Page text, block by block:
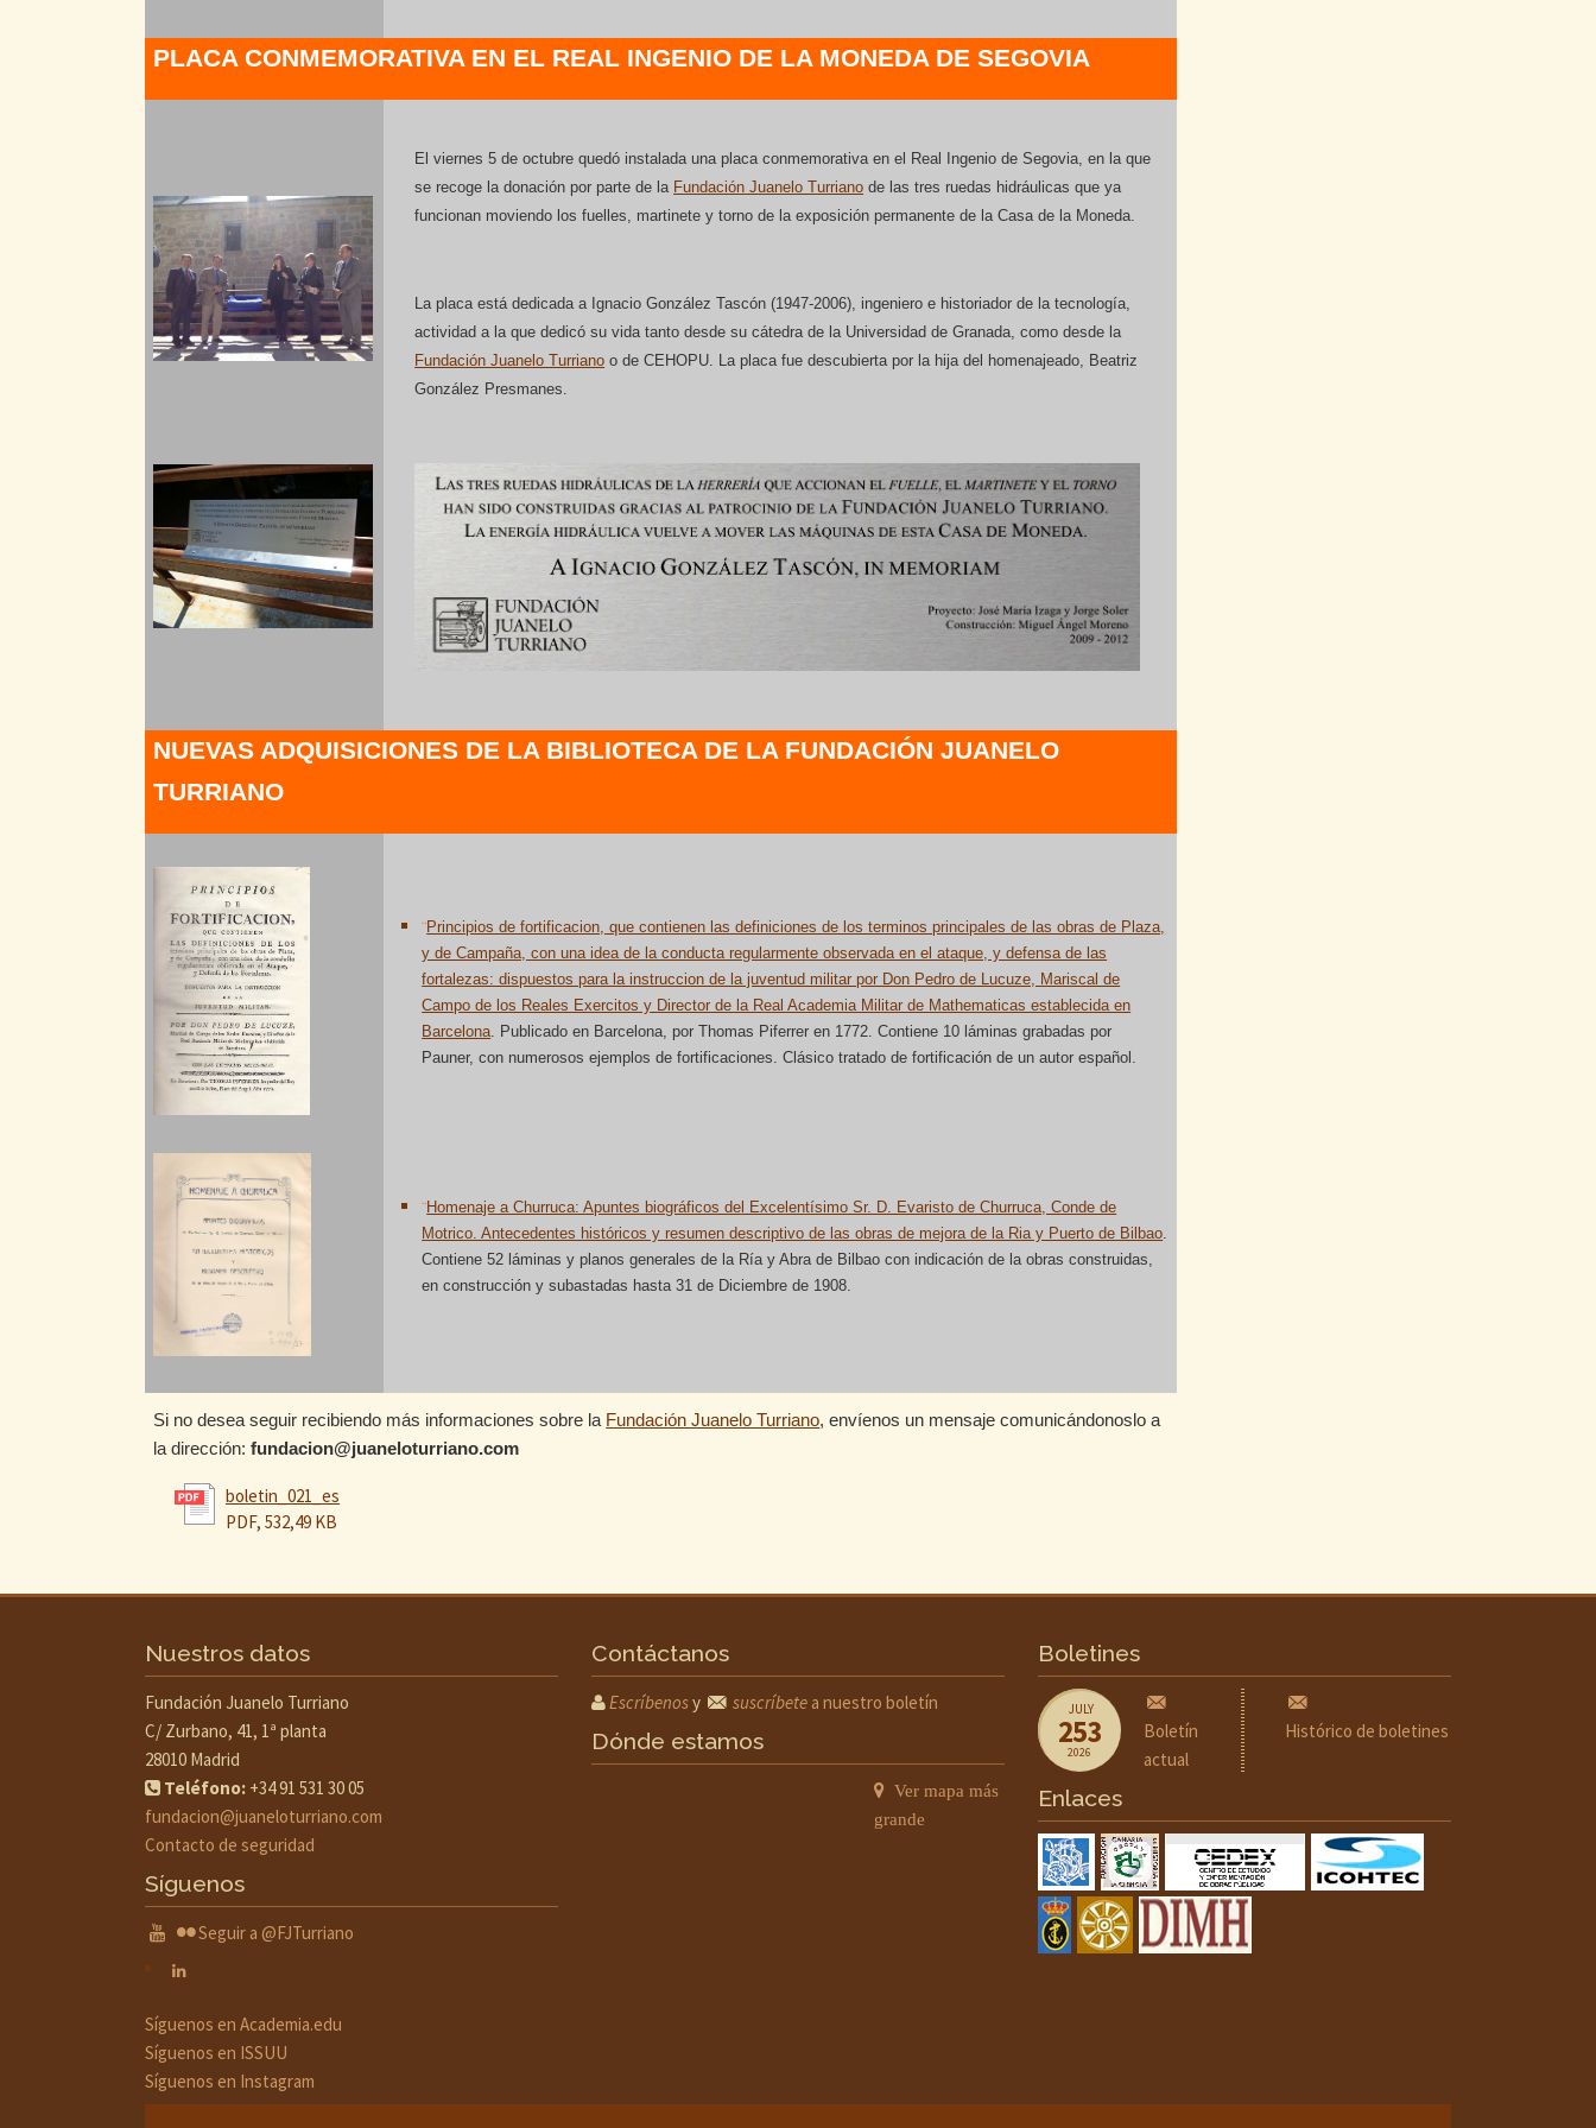
PLACA CONMEMORATIVA EN EL REAL INGENIO DE LA MONEDA DE SEGOVIA
El viernes 5 de octubre quedó instalada una placa conmemorativa en el Real Ingenio de Segovia, en la que
se recoge la donación por parte de la Fundación Juanelo Turriano de las tres ruedas hidráulicas que ya
funcionan moviendo los fuelles, martinete y torno de la exposición permanente de la Casa de la Moneda.
La placa está dedicada a Ignacio González Tascón (1947-2006), ingeniero e historiador de la tecnología,
actividad a la que dedicó su vida tanto desde su cátedra de la Universidad de Granada, como desde la
Fundación Juanelo Turriano o de CEHOPU. La placa fue descubierta por la hija del homenajeado, Beatriz
González Presmanes.
NUEVAS ADQUISICIONES DE LA BIBLIOTECA DE LA FUNDACIÓN JUANELO
TURRIANO
¨Principios de fortificacion, que contienen las definiciones de los terminos principales de las obras de Plaza,
y de Campaña, con una idea de la conducta regularmente observada en el ataque, y defensa de las
fortalezas: dispuestos para la instruccion de la juventud militar por Don Pedro de Lucuze, Mariscal de
Campo de los Reales Exercitos y Director de la Real Academia Militar de Mathematicas establecida en
Barcelona. Publicado en Barcelona, por Thomas Piferrer en 1772. Contiene 10 láminas grabadas por
Pauner, con numerosos ejemplos de fortificaciones. Clásico tratado de fortificación de un autor español.
¨Homenaje a Churruca: Apuntes biográficos del Excelentísimo Sr. D. Evaristo de Churruca, Conde de
Motrico. Antecedentes históricos y resumen descriptivo de las obras de mejora de la Ria y Puerto de Bilbao.
Contiene 52 láminas y planos generales de la Ría y Abra de Bilbao con indicación de la obras construidas,
en construcción y subastadas hasta 31 de Diciembre de 1908.
Si no desea seguir recibiendo más informaciones sobre la Fundación Juanelo Turriano, envíenos un mensaje comunicándonoslo a
la dirección:fundacion@juaneloturriano.com
boletin_021_es
PDF, 532,49 KB
Nuestros datos
Fundación Juanelo Turriano
C/ Zurbano, 41, 1ª planta
28010 Madrid
Teléfono: +34 91 531 30 05
fundacion@juaneloturriano.com
Contacto de seguridad
Síguenos
Seguir a @FJTurriano
Síguenos en Academia.edu
Síguenos en ISSUU
Síguenos en Instagram
Contáctanos
Escríbenosy suscríbete a nuestro boletín
Dónde estamos
Ver mapa más
grande
Boletines
JULY
253
2026
Boletín
actual
Histórico de boletines
Enlaces